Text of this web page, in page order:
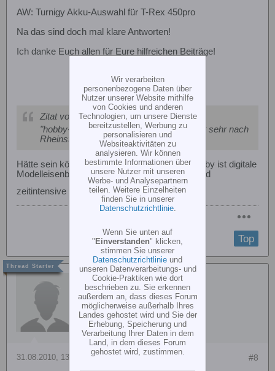
AW: Turnigy Akku-Auswahl für T-Rex 450pro
Na das sind doch mal klare Antworten!
Ich danke Euch allen für Eure hilfreichen Beiträge!
Zitat von
Hubbitesi
"hobby-bahner" und "Mainz" --> das klingt sehr nach
Rheinstr. bzw. DB SR-D*
Hätte sein können aber nein, mein zweites Hobby ist digitale
Modelleisenbahn. Also alles nicht so kosten- und
zeitintensive Hobbys.
Top
rex450pro
#8
31.08.2010, 13:38
Wir verarbeiten
personenbezogene Daten über
Nutzer unserer Website mithilfe
von Cookies und anderen
Technologien, um unsere Dienste
bereitzustellen, Werbung zu
personalisieren und
Websiteaktivitäten zu
analysieren. Wir können
bestimmte Informationen über
unsere Nutzer mit unseren
Werbe- und Analysepartnern
teilen. Weitere Einzelheiten
finden Sie in unserer
Datenschutzrichtlinie.
Wenn Sie unten auf
"Einverstanden" klicken,
stimmen Sie unserer
Datenschutzrichtlinie und
unseren Datenverarbeitungs- und
Cookie-Praktiken wie dort
beschrieben zu. Sie erkennen
außerdem an, dass dieses Forum
möglicherweise außerhalb Ihres
Landes gehostet wird und Sie der
Erhebung, Speicherung und
Verarbeitung Ihrer Daten in dem
Land, in dem dieses Forum
gehostet wird, zustimmen.